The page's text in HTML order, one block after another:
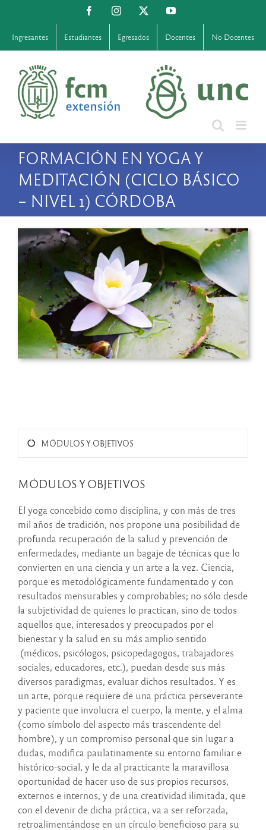
contenido
FacebookInstagram YouTube
Ingresantes Estudiantes Egresados Docentes No Docentes
FORMACIÓN EN YOGA Y
MEDITACIÓN (CICLO BÁSICO
– NIVEL 1) CÓRDOBA
MÓDULOS Y OBJETIVOS
MÓDULOS Y OBJETIVOS
El yoga concebido como disciplina, y con más de tres
mil años de tradición, nos propone una posibilidad de
profunda recuperación de la salud y prevención de
enfermedades, mediante un bagaje de técnicas que lo
convierten en una ciencia y un arte a la vez. Ciencia,
porque es metodológicamente fundamentado y con
resultados mensurables y comprobables; no sólo desde
la subjetividad de quienes lo practican, sino de todos
aquellos que, interesados y preocupados por el
bienestar y la salud en su más amplio sentido
(médicos, psicólogos, psicopedagogos, trabajadores
sociales, educadores, etc.), puedan desde sus más
diversos paradigmas, evaluar dichos resultados. Y es
un arte, porque requiere de una práctica perseverante
y paciente que involucra el cuerpo, la mente, y el alma
(como símbolo del aspecto más trascendente del
hombre), y un compromiso personal que sin lugar a
dudas, modifica paulatinamente su entorno familiar e
histórico-social, y le da al practicante la maravillosa
oportunidad de hacer uso de sus propios recursos,
externos e internos, y de una creatividad ilimitada, que
con el devenir de dicha práctica, va a ser reforzada,
retroalimentándose en un círculo beneficioso para su